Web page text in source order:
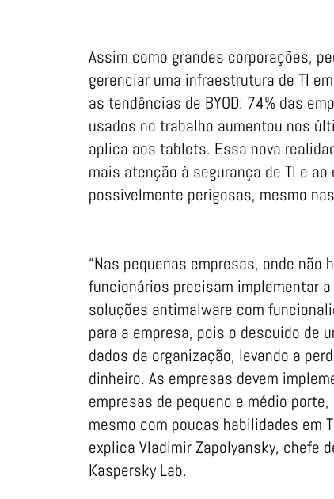
Assim como grandes corporações,
gerenciar uma infraestrutura de TI
as tendências de BYOD: 74% das
usados no trabalho aumentou nos
aplica aos tablets. Essa nova
mais atenção à segurança de TI e
possivelmente perigosas, mesmo
“Nas pequenas empresas, onde
funcionários precisam implementar
soluções antimalware com
para a empresa, pois o descuido de
dados da organização, levando a
dinheiro. As empresas devem
empresas de pequeno e médio
mesmo com poucas habilidades em
explica Vladimir Zapolyansky, chefe
Kaspersky Lab.